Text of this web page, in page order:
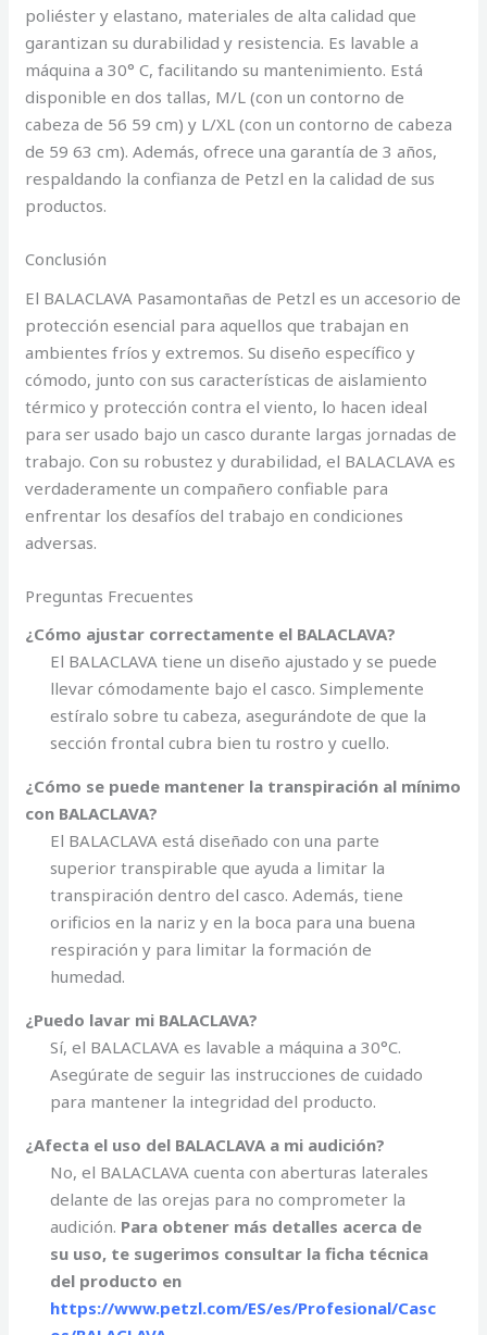
poliéster y elastano, materiales de alta calidad que
garantizan su durabilidad y resistencia. Es lavable a
máquina a 30° C, facilitando su mantenimiento. Está
disponible en dos tallas, M/L (con un contorno de
cabeza de 56 59 cm) y L/XL (con un contorno de cabeza
de 59 63 cm). Además, ofrece una garantía de 3 años,
respaldando la confianza de Petzl en la calidad de sus
productos.
Conclusión
El BALACLAVA Pasamontañas de Petzl es un accesorio de
protección esencial para aquellos que trabajan en
ambientes fríos y extremos. Su diseño específico y
cómodo, junto con sus características de aislamiento
térmico y protección contra el viento, lo hacen ideal
para ser usado bajo un casco durante largas jornadas de
trabajo. Con su robustez y durabilidad, el BALACLAVA es
verdaderamente un compañero confiable para
enfrentar los desafíos del trabajo en condiciones
adversas.
Preguntas Frecuentes
¿Cómo ajustar correctamente el BALACLAVA?
El BALACLAVA tiene un diseño ajustado y se puede
llevar cómodamente bajo el casco. Simplemente
estíralo sobre tu cabeza, asegurándote de que la
sección frontal cubra bien tu rostro y cuello.
¿Cómo se puede mantener la transpiración al mínimo
con BALACLAVA?
El BALACLAVA está diseñado con una parte
superior transpirable que ayuda a limitar la
transpiración dentro del casco. Además, tiene
orificios en la nariz y en la boca para una buena
respiración y para limitar la formación de
humedad.
¿Puedo lavar mi BALACLAVA?
Sí, el BALACLAVA es lavable a máquina a 30°C.
Asegúrate de seguir las instrucciones de cuidado
para mantener la integridad del producto.
¿Afecta el uso del BALACLAVA a mi audición?
No, el BALACLAVA cuenta con aberturas laterales
delante de las orejas para no comprometer la
audición. Para obtener más detalles acerca de
su uso, te sugerimos consultar la ficha técnica
del producto en
https://www.petzl.com/ES/es/Profesional/Casc